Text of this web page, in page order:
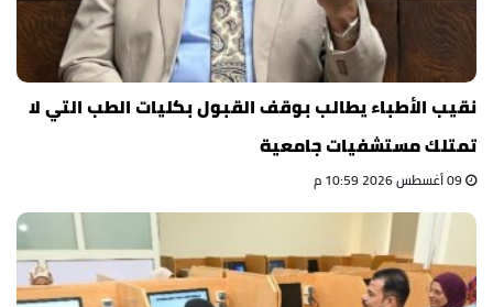
نقيب الأطباء يطالب بوقف القبول بكليات الطب التي لا
تمتلك مستشفيات جامعية